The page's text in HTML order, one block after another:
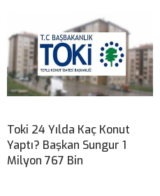
Toki 24 Yılda Kaç Konut
Yaptı? Başkan Sungur 1
Milyon 767 Bin